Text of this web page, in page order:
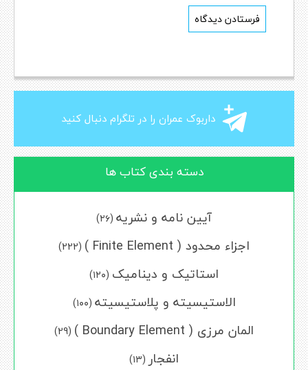
داربوک عمران را در تلگرام دنبال کنید
دسته بندی کتاب ها
آیین نامه و نشریه (۲۶)
اجزاء محدود ( Finite Element ) (222)
استاتیک و دینامیک (۱۲۰)
الاستیسیته و پلاستیسیته (۱۰۰)
المان مرزی ( Boundary Element ) (29)
انفجار (۱۳)